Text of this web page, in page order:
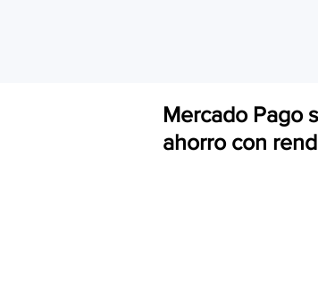
Mercado Pago
ahorro con